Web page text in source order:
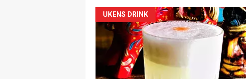
UKENS DRINK